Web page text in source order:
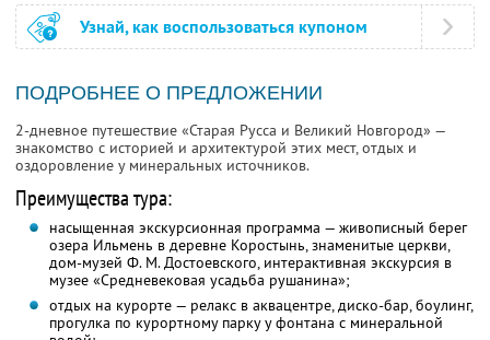
Узнай, как воспользоваться купоном
ПОДРОБНЕЕ О ПРЕДЛОЖЕНИИ
2-дневное путешествие «Старая Русса и Великий Новгород» —
знакомство с историей и архитектурой этих мест, отдых и
оздоровление у минеральных источников.
Преимущества тура:
насыщенная экскурсионная программа — живописный берег
озера Ильмень в деревне Коростынь, знаменитые церкви,
дом-музей Ф. М. Достоевского, интерактивная экскурсия в
музее «Средневековая усадьба рушанина»;
отдых на курорте — релакс в аквацентре, диско-бар, боулинг,
прогулка по курортному парку у фонтана с минеральной